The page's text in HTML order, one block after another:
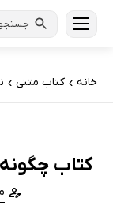
خانه › کتاب‌ متنی ›
کتاب